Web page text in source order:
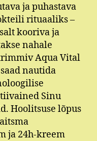
ja puhastava
rituaaliks –
kooriva ja
nahale
Aqua Vital
nautida
Sinu
Hoolitsuse lõpus
ja 24h-kreem